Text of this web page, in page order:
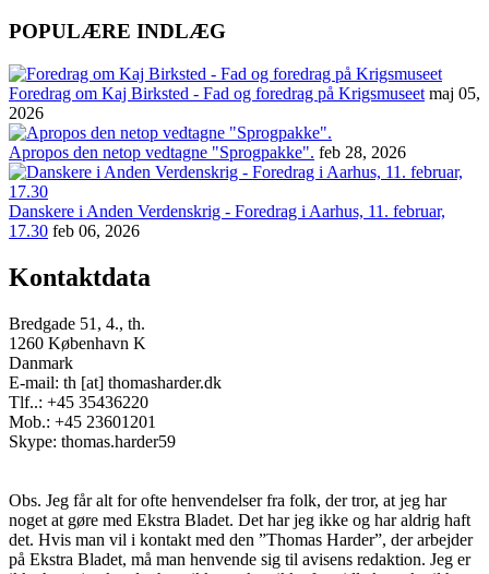
POPULÆRE INDLÆG
Foredrag om Kaj Birksted - Fad og foredrag på Krigsmuseet maj 05,
2026
Apropos den netop vedtagne "Sprogpakke". feb 28, 2026
Danskere i Anden Verdenskrig - Foredrag i Aarhus, 11. februar,
17.30 feb 06, 2026
Kontaktdata
Bredgade 51, 4., th.
1260 København K
Danmark
E-mail: th [at] thomasharder.dk
Tlf..: +45 35436220
Mob.: +45 23601201
Skype: thomas.harder59
Obs. Jeg får alt for ofte henvendelser fra folk, der tror, at jeg har
noget at gøre med Ekstra Bladet. Det har jeg ikke og har aldrig haft
det. Hvis man vil i kontakt med den ”Thomas Harder”, der arbejder
på Ekstra Bladet, må man henvende sig til avisens redaktion. Jeg er